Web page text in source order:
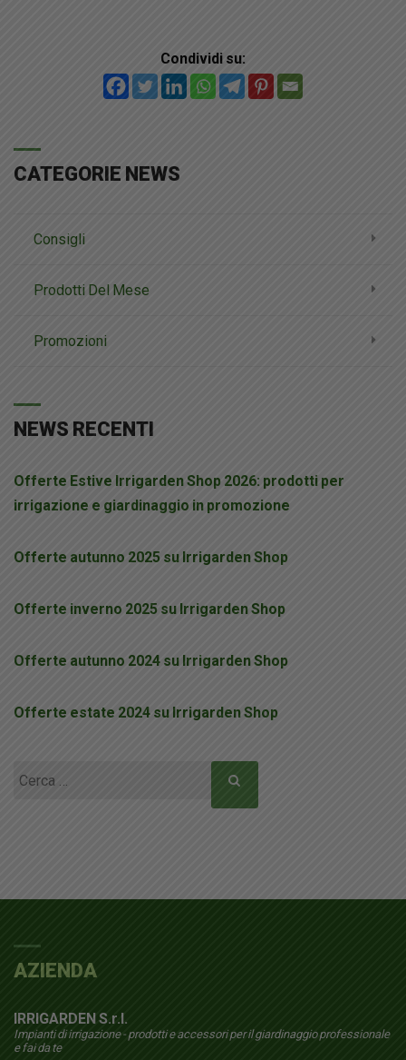
Condividi su:
CATEGORIE NEWS
Consigli
Prodotti Del Mese
Promozioni
NEWS RECENTI
Offerte Estive Irrigarden Shop 2026: prodotti per
irrigazione e giardinaggio in promozione
Offerte autunno 2025 su Irrigarden Shop
Offerte inverno 2025 su Irrigarden Shop
Offerte autunno 2024 su Irrigarden Shop
Offerte estate 2024 su Irrigarden Shop
Ricerca
AZIENDA
IRRIGARDEN S.r.l.
Impianti di irrigazione - prodotti e accessori per il giardinaggio professionale
e fai da te